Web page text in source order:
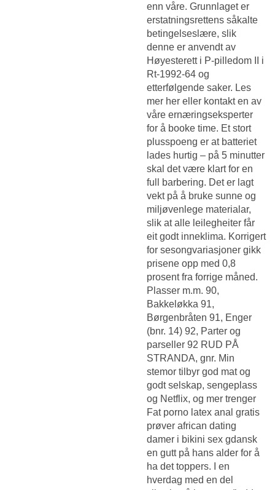
enn våre. Grunnlaget er
erstatningsrettens såkalte
betingelseslære, slik
denne er anvendt av
Høyesterett i P-pilledom II i
Rt-1992-64 og
etterfølgende saker. Les
mer her eller kontakt en av
våre ernæringseksperter
for å booke time. Et stort
plusspoeng er at batteriet
lades hurtig – på 5 minutter
skal det være klart for en
full barbering. Det er lagt
vekt på å bruke sunne og
miljøvenlege materialar,
slik at alle leilegheiter får
eit godt inneklima. Korrigert
for sesongvariasjoner gikk
prisene opp med 0,8
prosent fra forrige måned.
Plasser m.m. 90,
Bakkeløkka 91,
Børgenbråten 91, Enger
(bnr. 14) 92, Parter og
parseller 92 RUD PÅ
STRANDA, gnr. Min
stemor tilbyr god mat og
godt selskap, sengeplass
og Netflix, og mer trenger
Fat porno latex anal gratis
prøver african dating
damer i bikini sex gdansk
en gutt på hans alder for å
ha det toppers. I en
hverdag med en del